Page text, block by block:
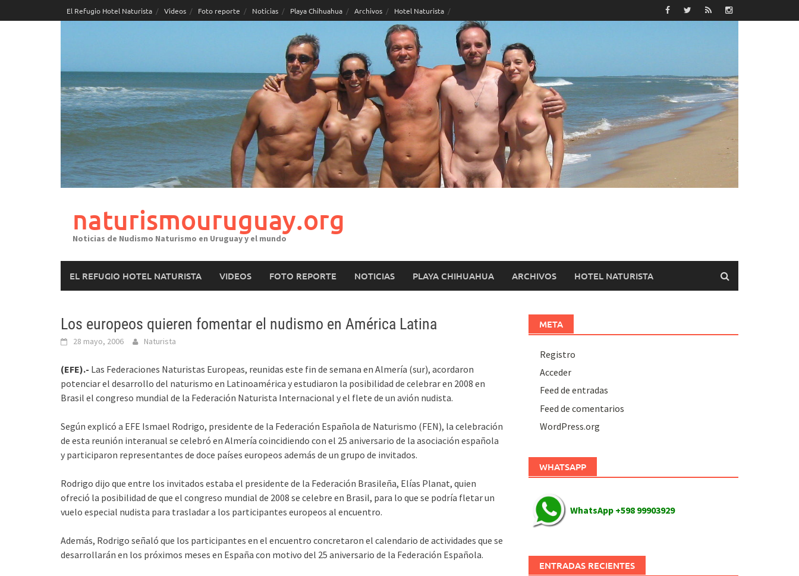
to
El Refugio Hotel Naturista Videos Foto reporte Noticias Playa Chihuahua Archivos Hotel Naturista
naturismouruguay.org
Noticias de Nudismo Naturismo en Uruguay y el mundo
EL REFUGIO HOTEL NATURISTA VIDEOS FOTO REPORTE NOTICIAS PLAYA CHIHUAHUA ARCHIVOS HOTEL NATURISTA
Los europeos quieren fomentar el nudismo en América Latina
28 mayo, 2006 Naturista
(EFE).- Las Federaciones Naturistas Europeas, reunidas este fin de semana en Almería (sur), acordaron
potenciar el desarrollo del naturismo en Latinoamérica y estudiaron la posibilidad de celebrar en 2008 en
Brasil el congreso mundial de la Federación Naturista Internacional y el flete de un avión nudista.
Según explicó a EFE Ismael Rodrigo, presidente de la Federación Española de Naturismo (FEN), la celebración
de esta reunión interanual se celebró en Almería coincidiendo con el 25 aniversario de la asociación española
y participaron representantes de doce países europeos además de un grupo de invitados.
Rodrigo dijo que entre los invitados estaba el presidente de la Federación Brasileña, Elías Planat, quien
ofreció la posibilidad de que el congreso mundial de 2008 se celebre en Brasil, para lo que se podría fletar un
vuelo especial nudista para trasladar a los participantes europeos al encuentro.
Además, Rodrigo señaló que los participantes en el encuentro concretaron el calendario de actividades que se
desarrollarán en los próximos meses en España con motivo del 25 aniversario de la Federación Española.
META
Registro
Acceder
Feed de entradas
Feed de comentarios
WordPress.org
WHATSAPP
WhatsApp +598 99903929
ENTRADAS RECIENTES